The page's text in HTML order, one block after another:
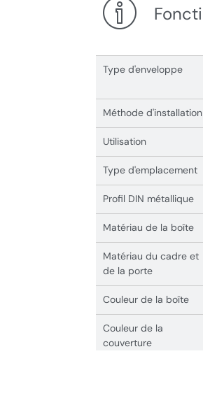
Type d'enveloppe
Méthode d'installation
Utilisation
Type d'emplacement
Profil DIN métallique
Matériau de la boîte
Matériau du cadre et
de la porte
Couleur de la boîte
Couleur de la
couverture